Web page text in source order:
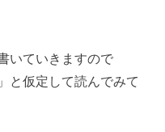
いていきますので
と仮定して読んでみて